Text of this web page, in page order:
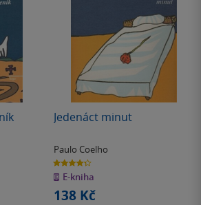
Jedenáct minut
Paulo Coelho
4.3
z
5
hvězdiček
E-kniha
138 Kč